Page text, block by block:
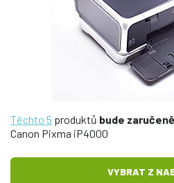
Těchto 5 produktů bude
Canon Pixma iP4000
VYBRAT Z